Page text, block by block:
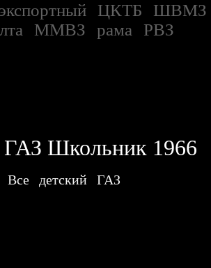
экспортный ЦКТБ
ШВМЗ
ММВЗ рама
РВЗ
ГАЗ Школьник 1966
Все детский ГАЗ